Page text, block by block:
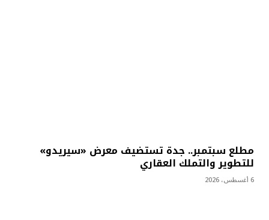
مطلع سبتمبر.. جدة تستضيف معرض «سيريدو»
للتطوير والتملك العقاري
6 أغسطس، 2026